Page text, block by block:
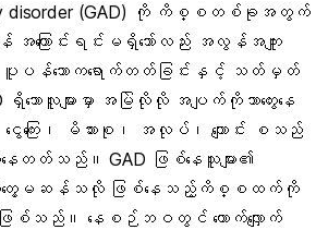
disorder (GAD) ကို ကိစ္စတစ်ခုအတွက်
အကြောင်းရင်းမရှိသော်လည်း အလွန်အကျူး
ပူပန်သောကရောက်တတ်ခြင်းနှင့် သတ်မှတ်
ောလူများမှာ အမြဲလိုလို အပျက်ကိုသာတွေးနေ
၊ ငွေကြေး၊ မိသားစု၊ အလုပ်၊ ကျောင်း စသည်
နေတတ်သည်။ GAD ဖြစ်နေသူများ၏
တွေ့မဆန်သလို ဖြစ်နေသည့်ကိစ္စထက်ကို
ဖြစ်သည်။ နေစဉ်ဘဝတွင် တောက်လျှောက်